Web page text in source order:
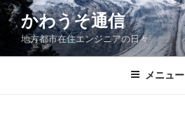
コ
ン
ン
かわうそ通信
地方都市在住エンジニアの日々
メニュー